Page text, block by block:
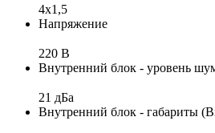
4х1,5
Напряжение
220 В
Внутренний блок - уровень
21 дБа
Внутренний блок - габариты